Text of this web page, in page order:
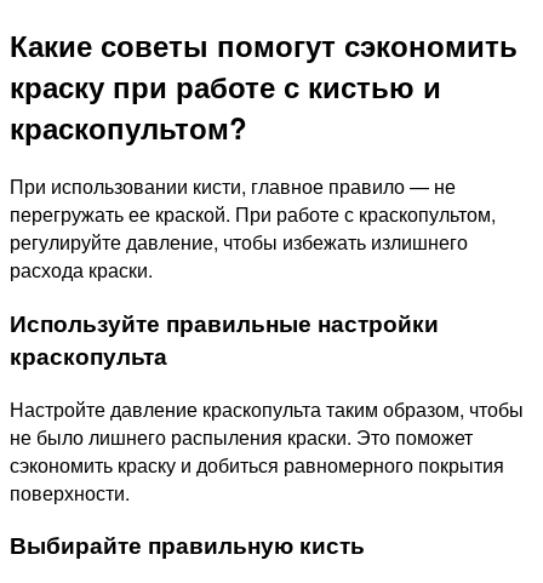
Какие советы помогут сэкономить
краску при работе с кистью и
краскопультом?
При использовании кисти, главное правило — не
перегружать ее краской. При работе с краскопультом,
регулируйте давление, чтобы избежать излишнего
расхода краски.
Используйте правильные настройки
краскопульта
Настройте давление краскопульта таким образом, чтобы
не было лишнего распыления краски. Это поможет
сэкономить краску и добиться равномерного покрытия
поверхности.
Выбирайте правильную кисть